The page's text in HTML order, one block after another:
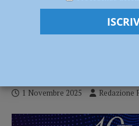
“Nel blu dipinto
1 Novembre 2025 Redazione